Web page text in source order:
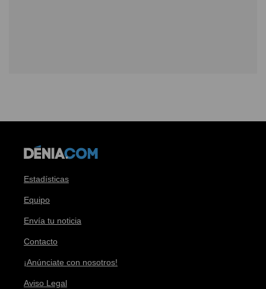
Estadísticas
Equipo
Envía tu noticia
Contacto
¡Anúnciate con nosotros!
Aviso Legal